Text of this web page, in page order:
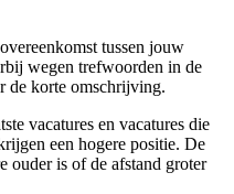
tussen jouw
wegen trefwoorden in de
de korte omschrijving.
vacatures en vacatures die
een hogere positie. De
ouder is of de afstand groter